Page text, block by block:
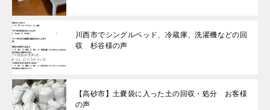
川西市でシングルベッド、冷蔵庫、洗濯機などの回
収 杉谷様の声
【高砂市】土嚢袋に入った土の回収・処分 お客様
の声